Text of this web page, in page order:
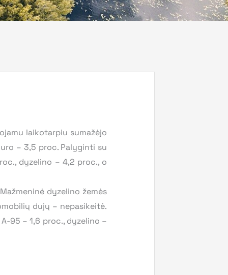
laikotarpiu sumažėjo
– 3,5 proc. Palyginti su
dyzelino – 4,2 proc., o
dyzelino žemės
dujų – nepasikeitė.
95 – 1,6 proc., dyzelino –